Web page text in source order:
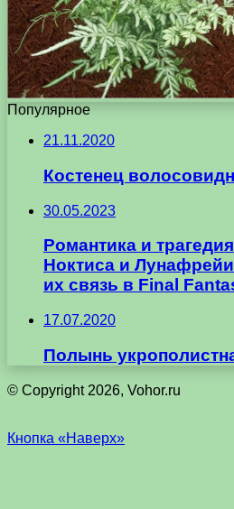
Популярное
21.11.2020
Костенец
30.05.2023
Романтика и
Ноктиса и
их связь в Final
17.07.2020
Полынь
© Copyright 2026, Vohor.ru
Кнопка «Наверх»